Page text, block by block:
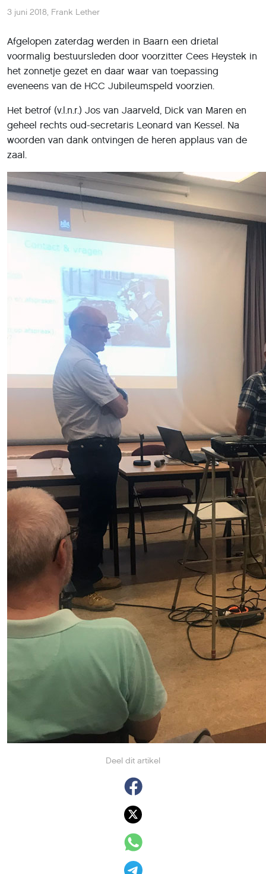
Deel dit artikel
3 juni 2018, Frank Lether
Afgelopen zaterdag werden in Baarn een drietal
voormalig bestuursleden door voorzitter Cees Heystek in
het zonnetje gezet en daar waar van toepassing
eveneens van de HCC Jubileumspeld voorzien.
Het betrof (v.l.n.r.) Jos van Jaarveld, Dick van Maren en
geheel rechts oud-secretaris Leonard van Kessel. Na
woorden van dank ontvingen de heren applaus van de
zaal.